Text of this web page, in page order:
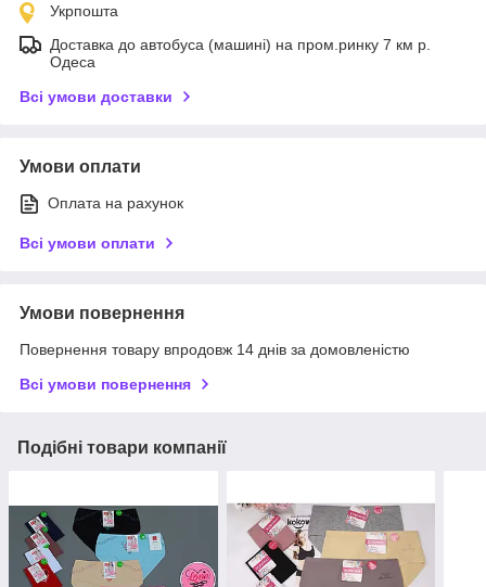
Укрпошта
Доставка до автобуса (машині) на пром.ринку 7 км р.
Одеса
Всі умови доставки
Умови оплати
Оплата на рахунок
Всі умови оплати
Умови повернення
Повернення товару впродовж 14 днів за домовленістю
Всі умови повернення
Подібні товари компанії